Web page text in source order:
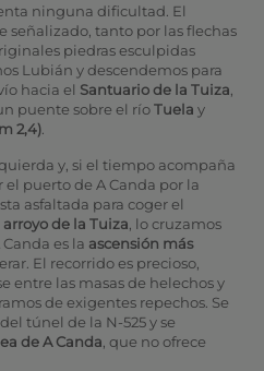
ninguna dificultad. El
señalizado, tanto por las flechas
piedras esculpidas
Lubián y descendemos para
hacia el Santuario de la Tuiza
puente sobre el ríoTuela y
2,4).
y, si el tiempo acompaña
puerto de A Canda por la
asfaltada para coger el
arroyo de la Tuiza , lo cruzamos
es la ascensión más
El recorrido es precioso,
entre las masas de helechos y
de exigentes repechos. Se
túnel de la N-525 y se
de A Canda , que no ofrece